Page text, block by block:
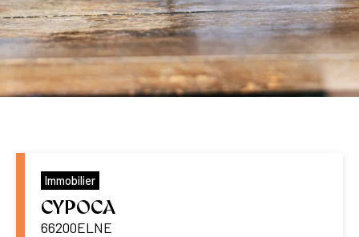
Immobilier
CYPOCA
66200ELNE